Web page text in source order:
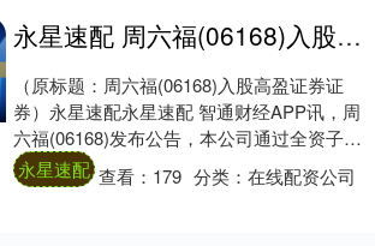
永星速配 周六福(06168)入股高盈证券证券
（原标题：周六福(06168)入股高盈证券证
券）永星速配永星速配 智通财经APP讯，周
六福(06168)发布公告，本公司通过全资子公
HONGKONG CHUAN....
永星速配 查看： 179 分类：在线配资公司